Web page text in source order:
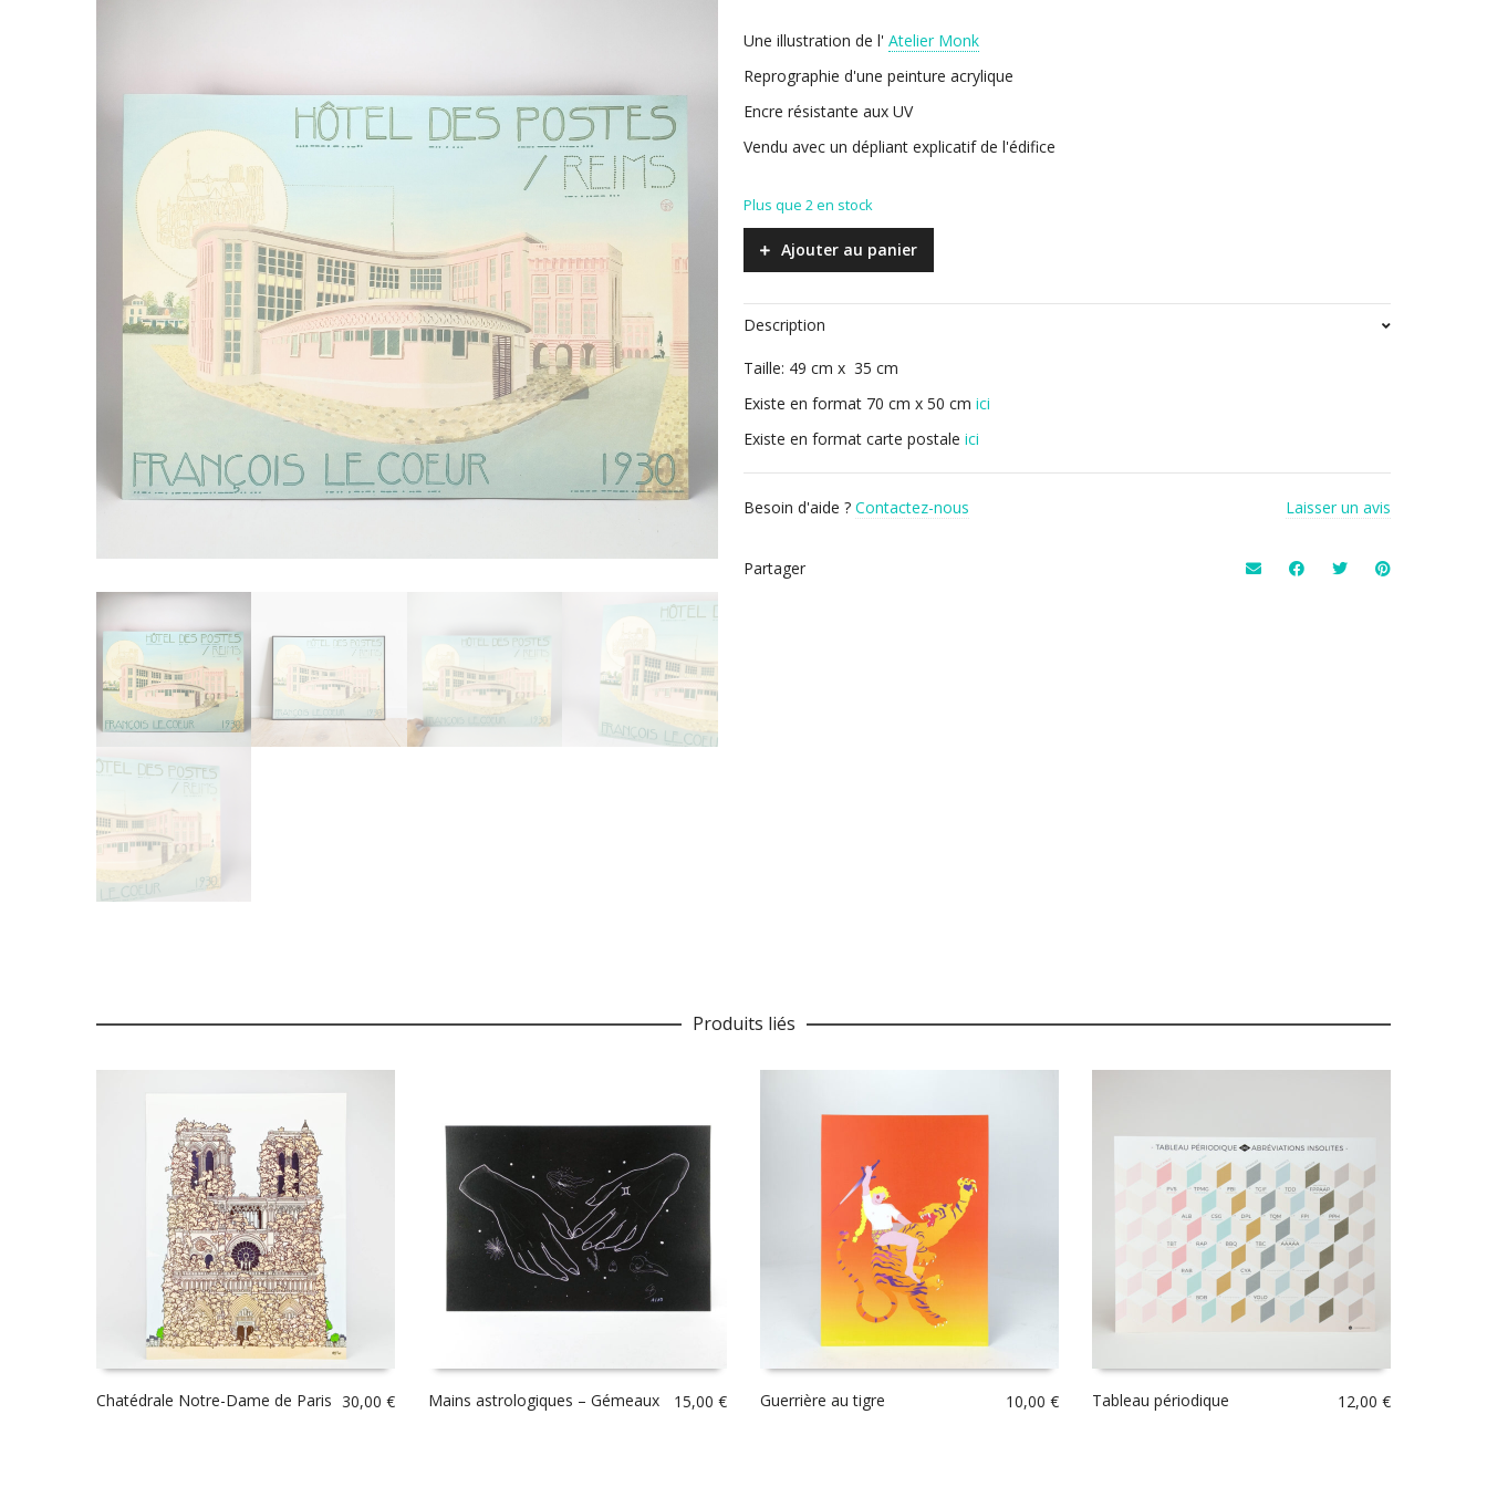
Une illustration de l' Atelier Monk
Reprographie d'une peinture acrylique
Encre résistante aux UV
Vendu avec un dépliant explicatif de l'édifice
Plus que 2 en stock
Ajouter au panier
Description
Taille: 49 cm x 35 cm
Existe en format 70 cm x 50 cm ici
Existe en format carte postale ici
Besoin d'aide ? Contactez-nous Laisser un avis
Partager
Produits liés
Chatédrale Notre-Dame de Paris 30,00 € Mains astrologiques – Gémeaux 15,00 € Guerrière au tigre 10,00 € Tableau périodique 12,00 €